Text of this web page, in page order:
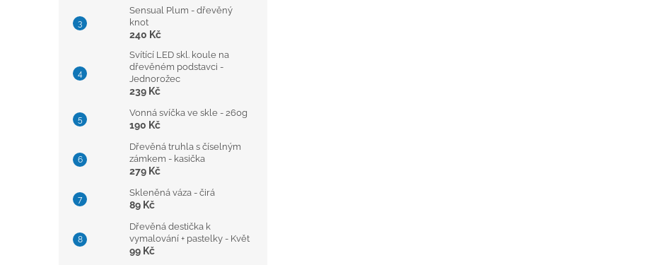
Sensual Plum - dřevěný
knot
240 Kč
Svítící LED skl. koule na
dřevěném podstavci -
Jednorožec
239 Kč
Vonná svíčka ve skle - 260g
190 Kč
Dřevěná truhla s číselným
zámkem - kasička
279 Kč
Skleněná váza - čirá
89 Kč
Dřevěná destička k
vymalování + pastelky - Květ
99 Kč